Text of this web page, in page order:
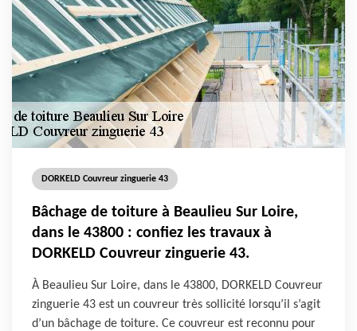
DORKELD Couvreur zinguerie 43
Bâchage de toiture à Beaulieu Sur Loire,
dans le 43800 : confiez les travaux à
DORKELD Couvreur zinguerie 43.
À Beaulieu Sur Loire, dans le 43800, DORKELD Couvreur
zinguerie 43 est un couvreur très sollicité lorsqu’il s’agit
d’un bâchage de toiture. Ce couvreur est reconnu pour